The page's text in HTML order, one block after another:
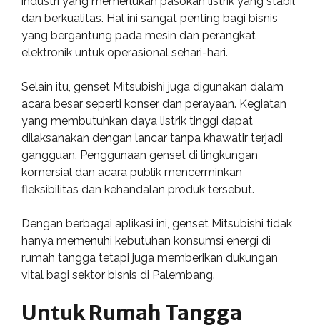
dan berkualitas. Hal ini sangat penting bagi bisnis
yang bergantung pada mesin dan perangkat
elektronik untuk operasional sehari-hari.
Selain itu, genset Mitsubishi juga digunakan dalam
acara besar seperti konser dan perayaan. Kegiatan
yang membutuhkan daya listrik tinggi dapat
dilaksanakan dengan lancar tanpa khawatir terjadi
gangguan. Penggunaan genset di lingkungan
komersial dan acara publik mencerminkan
fleksibilitas dan kehandalan produk tersebut.
Dengan berbagai aplikasi ini, genset Mitsubishi tidak
hanya memenuhi kebutuhan konsumsi energi di
rumah tangga tetapi juga memberikan dukungan
vital bagi sektor bisnis di Palembang.
Untuk Rumah Tangga